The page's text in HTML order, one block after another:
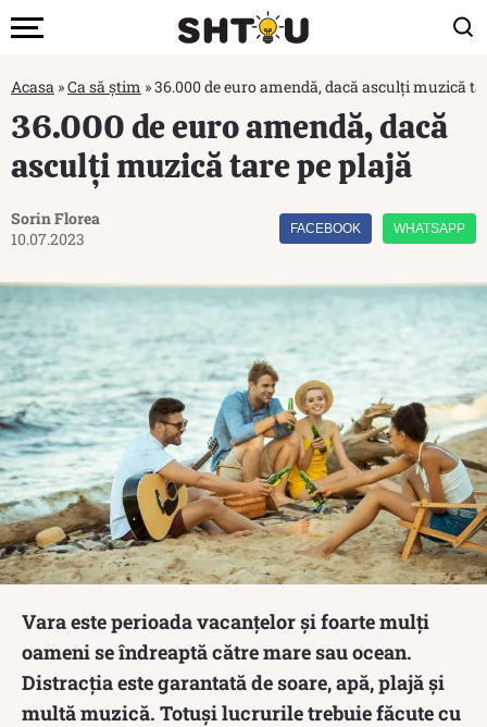
Acasa »Ca să știm »36.000 de euro amendă, dacă asculți muzică
36.000 de euro amendă, dacă
asculți muzică tare pe plajă
Sorin Florea
10.07.2023
FACEBOOK WHATSAPP
Vara este perioada vacanțelor și foarte mulți
oameni se îndreaptă către mare sau ocean.
Distracția este garantată de soare, apă, plajă și
multă muzică. Totuși lucrurile trebuie făcute cu